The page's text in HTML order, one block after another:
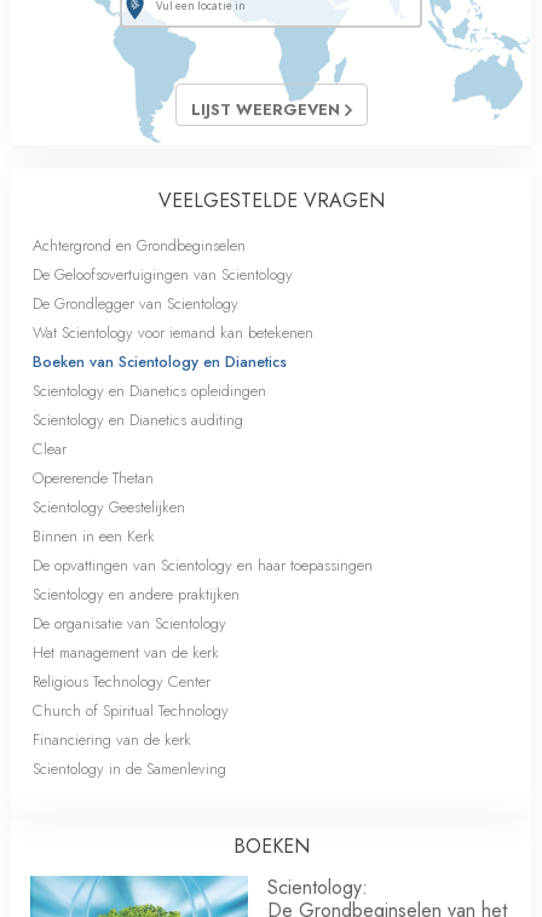
LIJST WEERGEVEN
VEELGESTELDE VRAGEN
Achtergrond en Grondbeginselen
De Geloofsovertuigingen van Scientology
De Grondlegger van Scientology
Wat Scientology voor iemand kan betekenen
Boeken van Scientology en Dianetics
Scientology en Dianetics opleidingen
Scientology en Dianetics auditing
Clear
Opererende Thetan
Scientology Geestelijken
Binnen in een Kerk
De opvattingen van Scientology en haar toepassingen
Scientology en andere praktijken
De organisatie van Scientology
Het management van de kerk
Religious Technology Center
Church of Spiritual Technology
Financiering van de kerk
Scientology in de Samenleving
BOEKEN
Scientology:
De Grondbeginselen van het